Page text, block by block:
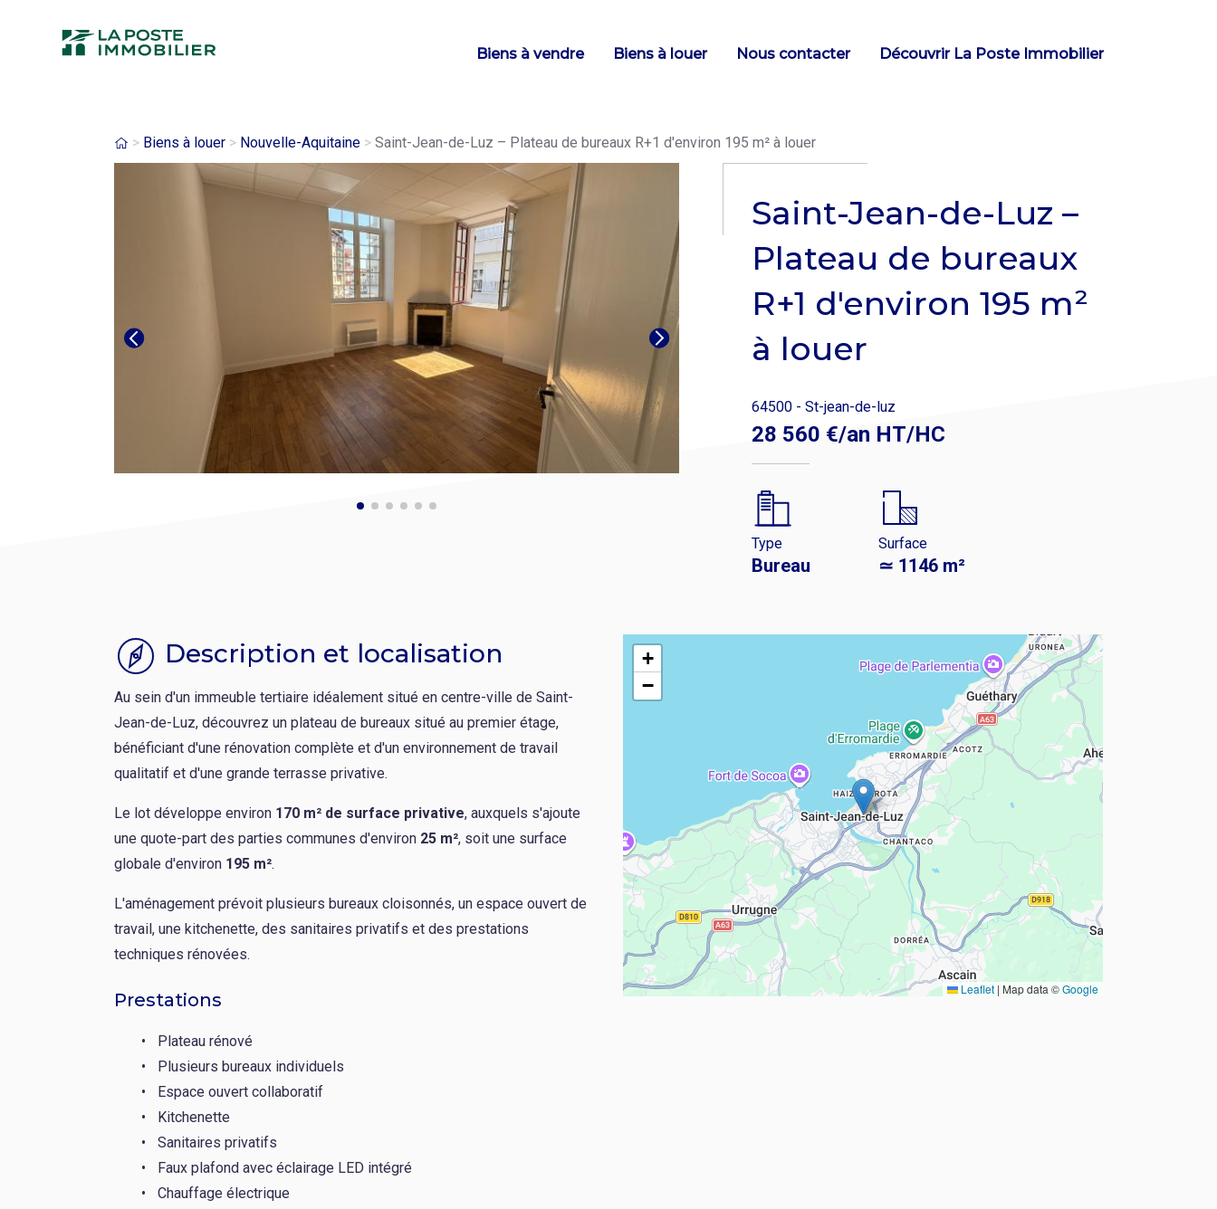
Main
Biens à vendre Biens à louer Nous contacter Découvrir La Poste Immobilier
Fil
d'Ariane
Biens à louer Nouvelle-Aquitaine Saint-Jean-de-Luz – Plateau de bureaux R+1 d'environ 195 m² à louer
Saint-Jean-de-Luz –
Plateau de bureaux
R+1 d'environ 195 m²
à louer
64500 - St-jean-de-luz
28 560 €/an HT/HC
Type
Bureau
Surface
≃ 1146 m²
Description et localisation
Au sein d'un immeuble tertiaire idéalement situé en centre-ville de Saint-
Jean-de-Luz, découvrez un plateau de bureaux situé au premier étage,
bénéficiant d'une rénovation complète et d'un environnement de travail
qualitatif et d'une grande terrasse privative.
Le lot développe environ 170 m² de surface privative, auxquels s'ajoute
une quote-part des parties communes d'environ 25 m², soit une surface
globale d'environ 195 m².
L'aménagement prévoit plusieurs bureaux cloisonnés, un espace ouvert de
travail, une kitchenette, des sanitaires privatifs et des prestations
techniques rénovées.
Prestations
Plateau rénové
Plusieurs bureaux individuels
Espace ouvert collaboratif
Kitchenette
Sanitaires privatifs
Faux plafond avec éclairage LED intégré
Chauffage électrique
+
−
Leaflet | Map data ©Google